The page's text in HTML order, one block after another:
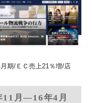
期/ＥＣ売上21％増/店
11月―16年4月